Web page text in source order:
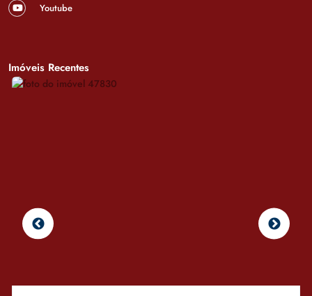
Youtube
Imóveis Recentes